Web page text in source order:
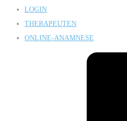
LOGIN
THERAPEUTEN
ONLINE-ANAMNESE